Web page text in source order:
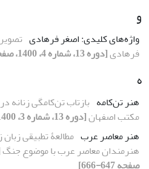
و
واژه‌های کلیدی: اصغر فرهادی
فرهادی[دوره 13، شماره 4، 1400، صفحه 541-559]
ه
هنر تن‌کامه بازتاب تن‌کامگی
مکتب اصفهان[دوره 13، شماره 3، 1400، صفحه 365-387]
هنر معاصر عرب مطالعۀ تطبیقی زبان
هنرمندان معاصر عرب با موضوع جنگ
صفحه 647-666]